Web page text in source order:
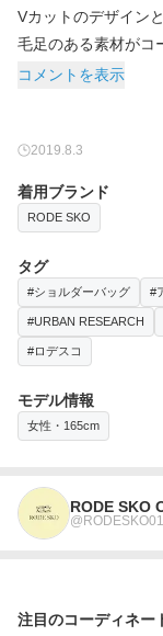
Vカットのデザインと
毛足のある素材がコ
コメントを表示
2019.8.3
着用ブランド
RODE SKO
タグ
#ショルダーバッグ #
#URBAN RESEARCH
#ロデスコ
モデル情報
女性・165cm
RODE SKO
注目のコーディネー